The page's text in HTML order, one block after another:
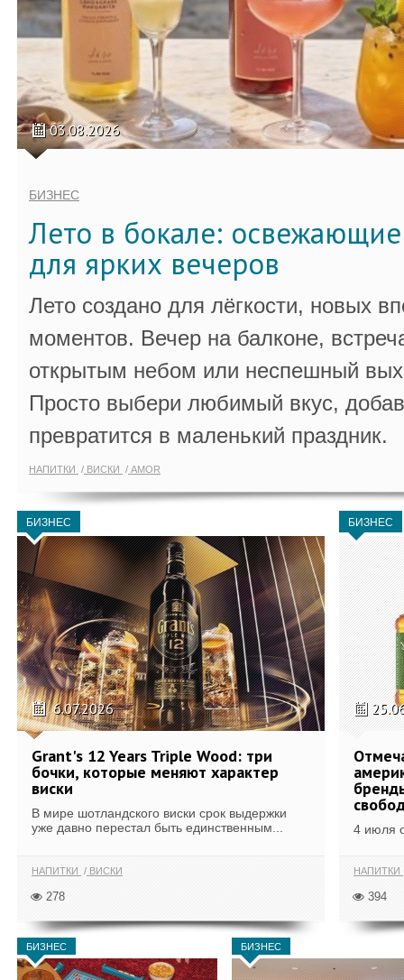
03.08.2026
БИЗНЕС
Лето в бокале:
для ярких вечеров
Лето создано для лёгкости, новых
моментов. Вечер на балконе,
открытым небом или неспешный
Просто выбери любимый вкус,
превратится в маленький праздник.
НАПИТКИ ВИСКИ AMOR
БИЗНЕС
6.07.2026
Grant's 12 Years Triple Wood: три
бочки, которые меняют характер
виски
В мире шотландского виски срок выдержки
уже давно перестал быть единственным...
НАПИТКИ ВИСКИ
278
БИЗНЕС
4 июля
НАПИТКИ
394
БИЗНЕС БИЗНЕС